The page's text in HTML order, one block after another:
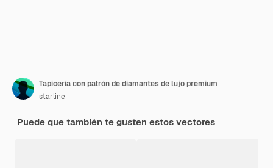
Tapicería con patrón de diamantes de lujo premium
starline
Puede que también te gusten estos vectores